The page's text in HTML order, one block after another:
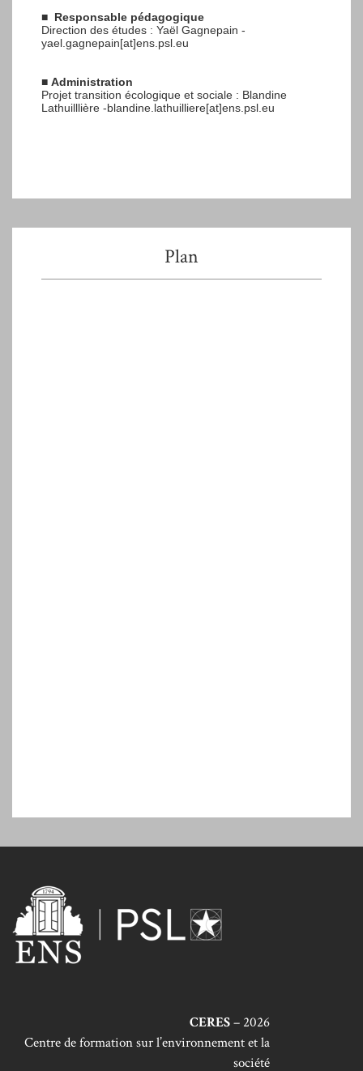
■ Responsable pédagogique
Direction des études : Yaël Gagnepain -
yael.gagnepain[at]ens.psl.eu
■ Administration
Projet transition écologique et sociale : Blandine
Lathuilllière -blandine.lathuilliere[at]ens.psl.eu
Plan
CERES– 2026
Centre de formation sur l’environnement et la
société